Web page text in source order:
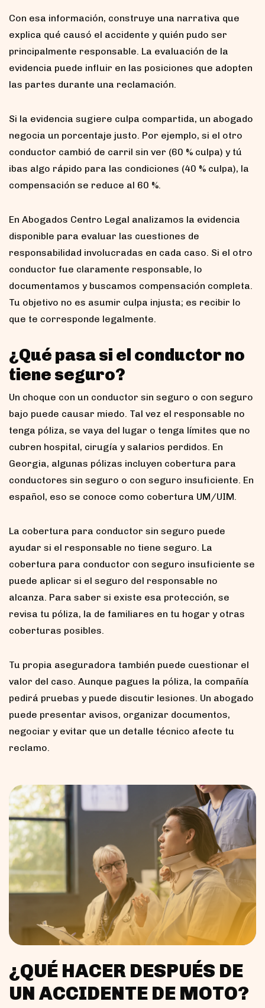
Con esa información, construye una narrativa que
explica qué causó el accidente y quién pudo ser
principalmente responsable. La evaluación de la
evidencia puede influir en las posiciones que adopten
las partes durante una reclamación.
Si la evidencia sugiere culpa compartida, un abogado
negocia un porcentaje justo. Por ejemplo, si el otro
conductor cambió de carril sin ver (60 % culpa) y tú
ibas algo rápido para las condiciones (40 % culpa), la
compensación se reduce al 60 %.
En Abogados Centro Legal analizamos la evidencia
disponible para evaluar las cuestiones de
responsabilidad involucradas en cada caso. Si el otro
conductor fue claramente responsable, lo
documentamos y buscamos compensación completa.
Tu objetivo no es asumir culpa injusta; es recibir lo
que te corresponde legalmente.
¿Qué pasa si el conductor no
tiene seguro?
Un choque con un conductor sin seguro o con seguro
bajo puede causar miedo. Tal vez el responsable no
tenga póliza, se vaya del lugar o tenga límites que no
cubren hospital, cirugía y salarios perdidos. En
Georgia, algunas pólizas incluyen cobertura para
conductores sin seguro o con seguro insuficiente. En
español, eso se conoce como cobertura UM/UIM.
La cobertura para conductor sin seguro puede
ayudar si el responsable no tiene seguro. La
cobertura para conductor con seguro insuficiente se
puede aplicar si el seguro del responsable no
alcanza. Para saber si existe esa protección, se
revisa tu póliza, la de familiares en tu hogar y otras
coberturas posibles.
Tu propia aseguradora también puede cuestionar el
valor del caso. Aunque pagues la póliza, la compañía
pedirá pruebas y puede discutir lesiones. Un abogado
puede presentar avisos, organizar documentos,
negociar y evitar que un detalle técnico afecte tu
reclamo.
¿QUÉ HACER DESPUÉS DE
UN ACCIDENTE DE MOTO?